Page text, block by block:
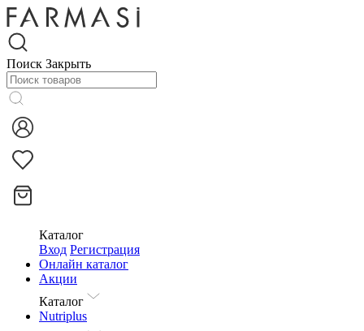
Поиск Закрыть
Каталог
Вход Регистрация
Онлайн каталог
Акции
Каталог
Nutriplus